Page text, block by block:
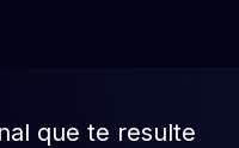
que te resulte